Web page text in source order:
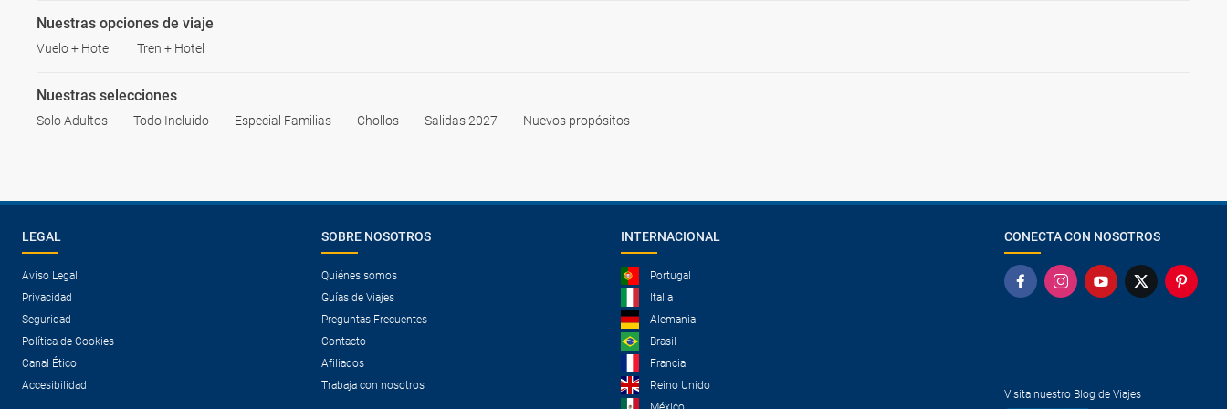
Nuestras opciones de viaje
Vuelo + Hotel Tren + Hotel
Nuestras selecciones
Solo Adultos Todo Incluido Especial Familias Chollos Salidas 2027 Nuevos propósitos
LEGAL
Aviso Legal
Privacidad
Seguridad
Política de Cookies
Canal Ético
Accesibilidad
SOBRE NOSOTROS
Quiénes somos
Guías de Viajes
Preguntas Frecuentes
Contacto
Afiliados
Trabaja con nosotros
INTERNACIONAL
Portugal
Italia
Alemania
Brasil
Francia
Reino Unido
CONECTA CON NOSOTROS
Visita nuestro Blog de Viajes